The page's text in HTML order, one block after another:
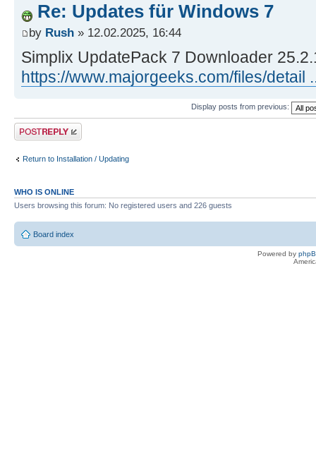
Re: Updates für Windows 7
by Rush » 12.02.2025, 16:44
Simplix UpdatePack 7 Downloader
https://www.majorgeeks.com/files/detail
Display posts from previous:
Post a reply
Return to Installation / Updating
WHO IS ONLINE
Users browsing this forum: No registered users and 226 guests
Board index
Powered by